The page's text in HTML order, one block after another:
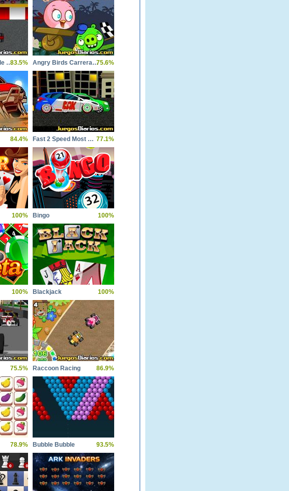
Gestor de equipo de carreras83.5% Angry Birds Carrera Loca75.6%
84.4% Fast 2 Speed Most Wanted 77.1%
100% Bingo 100%
100% Blackjack 100%
75.5% Raccoon Racing 86.9%
78.9% Bubble Bubble 93.5%